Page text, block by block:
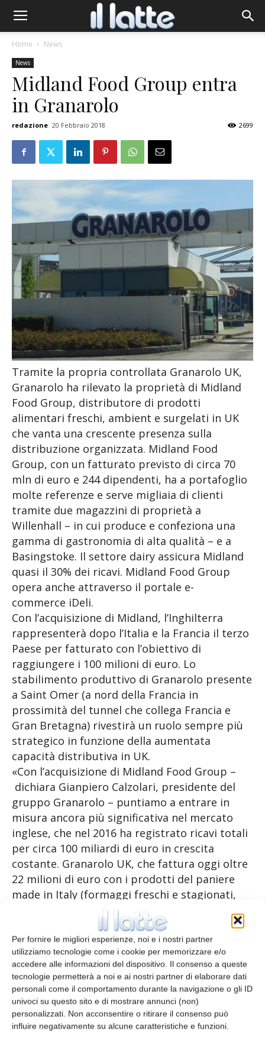
Per fornire le migliori esperienze, noi e i nostri partner
utilizziamo tecnologie come i cookie per memorizzare e/o
accedere alle informazioni del dispositivo. Il consenso a queste
tecnologie permetterà a noi e ai nostri partner di elaborare dati
personali come il comportamento durante la navigazione o gli ID
univoci su questo sito e di mostrare annunci (non)
personalizzati. Non acconsentire o ritirare il consenso può
influire negativamente su alcune caratteristiche e funzioni.
Home News
News
Midland Food Group entra
in Granarolo
redazione 20 Febbraio 2018 2699
Tramite la propria controllata Granarolo UK,
Granarolo ha rilevato la proprietà di Midland
Food Group, distributore di prodotti
alimentari freschi, ambient e surgelati in UK
che vanta una crescente presenza sulla
distribuzione organizzata. Midland Food
Group, con un fatturato previsto di circa 70
mln di euro e 244 dipendenti, ha a portafoglio
molte referenze e serve migliaia di clienti
tramite due magazzini di proprietà a
Willenhall – in cui produce e confeziona una
gamma di gastronomia di alta qualità – e a
Basingstoke. Il settore dairy assicura Midland
quasi il 30% dei ricavi. Midland Food Group
opera anche attraverso il portale e-
commerce iDeli.
Con l’acquisizione di Midland, l’Inghilterra
rappresenterà dopo l’Italia e la Francia il terzo
Paese per fatturato con l’obiettivo di
raggiungere i 100 milioni di euro. Lo
stabilimento produttivo di Granarolo presente
a Saint Omer (a nord della Francia in
prossimità del tunnel che collega Francia e
Gran Bretagna) rivestirà un ruolo sempre più
strategico in funzione della aumentata
capacità distributiva in UK.
«Con l’acquisizione di Midland Food Group –
dichiara Gianpiero Calzolari, presidente del
gruppo Granarolo – puntiamo a entrare in
misura ancora più significativa nel mercato
inglese, che nel 2016 ha registrato ricavi totali
per circa 100 miliardi di euro in crescita
costante. Granarolo UK, che fattura oggi oltre
22 milioni di euro con i prodotti del paniere
made in Italy (formaggi freschi e stagionati,
pasta e panificati, aceto balsamico), potrà di
qui in avanti contare su due centri logistici e
su un sistema distributivo strutturato ed
efficiente. A questo si aggiunge lo sviluppo del
canale di vendita diretta alla ristorazione,
molto rilevante come dimensioni e in costante
crescita in UK. Infine – conclude Calzolari – in
prospettiva, puntiamo all’ampliamento del
canale e-commerce già attivato da Midland».